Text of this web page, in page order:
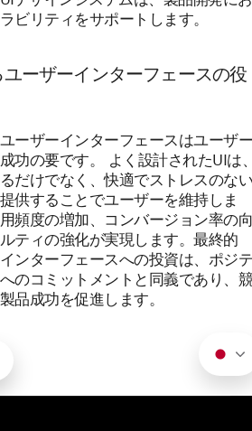
ビリティをサポートします。
ーザーインターフェースの役
ーザーインターフェースはユーザー
功の要です。 よく設計されたUIは
だけでなく、快適でストレスのない
供することでユーザーを維持しま
頻度の増加、コンバージョン率の向
ティの強化が実現します。最終的
ンターフェースへの投資は、ポジテ
のコミットメントと同義であり、競
品成功を促進します。